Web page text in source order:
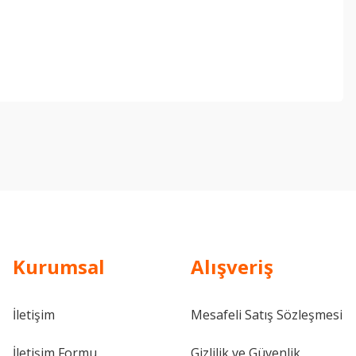
Kurumsal
İletişim
Alışveriş
Mesafeli Satış Sözleşmesi